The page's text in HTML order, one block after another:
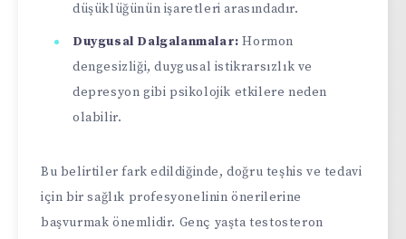
düşüklüğünün işaretleri arasındadır.
Duygusal Dalgalanmalar: Hormon
dengesizliği, duygusal istikrarsızlık ve
depresyon gibi psikolojik etkilere neden
olabilir.
Bu belirtiler fark edildiğinde, doğru teşhis ve tedavi
için bir sağlık profesyonelinin önerilerine
başvurmak önemlidir. Genç yaşta testosteron